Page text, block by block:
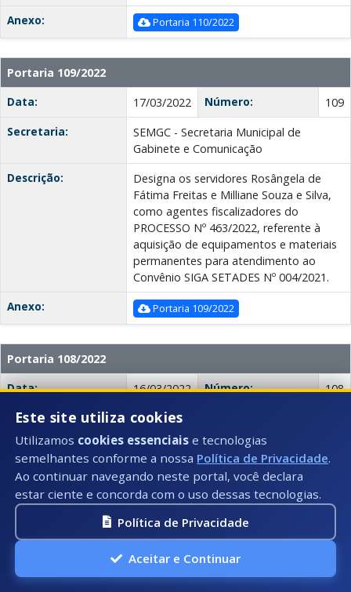
Anexo:
Portaria 110/2022
Portaria 109/2022
Data:
17/03/2022 Número:
109
Secretaria:
SEMGC - Secretaria Municipal de
Gabinete e Comunicação
Descrição:
Designa os servidores Rosângela de
Fátima Freitas e Milliane Souza e Silva,
como agentes fiscalizadores do
PROCESSO Nº 463/2022, referente à
aquisição de equipamentos e materiais
permanentes para atendimento ao
Convênio SIGA SETADES Nº 004/2021.
Anexo:
Portaria 109/2022
Portaria 108/2022
Data:
16/03/2022 Número:
108
Secretaria:
SEMGC - Secretaria Municipal de
Gabinete e Comunicação
Descrição:
A portaria altera o cargo comissionado
de Raquel Frangillo Guedes Rodrigues,
transferindo-a do cargo de
o cargo de Diretor Pedagógico, ambos
Cultura e Esporte.
Este site utiliza cookies
Utilizamos cookies essenciais e tecnologias
semelhantes conforme a nossa Política de Privacidade.
Ao continuar navegando neste portal, você declara
estar ciente e concorda com o uso dessas tecnologias.
Política de Privacidade
Aceitar e Continuar